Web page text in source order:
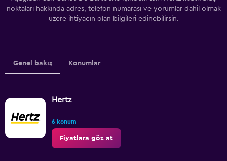
noktaları hakkında adres, telefon numarası ve yorumlar dahil olmak
üzere ihtiyacın olan bilgileri edinebilirsin.
Genel bakış Konumlar
Hertz
6 konum
Fiyatlara göz at